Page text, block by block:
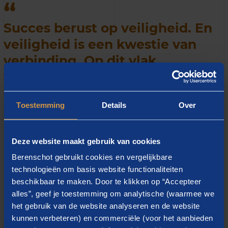
Toestemming Details Over
Deze website maakt gebruik van cookies
Berenschot gebruikt cookies en vergelijkbare
technologieën om basis website functionaliteiten
beschikbaar te maken. Door te klikken op “Accepteer
alles”, geef je toestemming om analytische (waarmee we
het gebruik van de website analyseren en de website
kunnen verbeteren) en commerciële (voor het aanbieden
Succes berust op veiligheid. En
veiligheid is een kwestie van
verbinding. Op dit vlak
versterken Berenschot en wij
elkaar.
Doel van de exclusieve samenwerking is het
inhoudelijk doorontwikkelen van deze expertise. “Het
thema psychologische veiligheid leeft heel erg bij onze
opdrachtgevers. De trajecten die Joriene en Hans doen
en hun wetenschappelijk onderbouwde methode
sluiten daar naadloos bij aan”, aldus Jozef Zondag,